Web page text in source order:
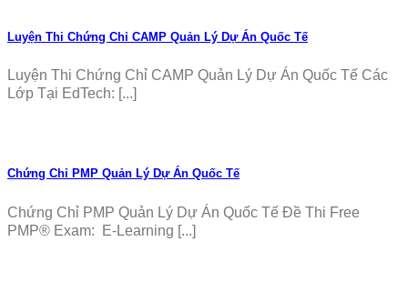
Luyện Thi Chứng Chỉ CAMP Quản Lý Dự Án Quốc Tế
Luyện Thi Chứng Chỉ CAMP Quản Lý Dự Án Quốc Tế Các
Lớp Tại EdTech: [...]
Chứng Chỉ PMP Quản Lý Dự Án Quốc Tế
Chứng Chỉ PMP Quản Lý Dự Án Quốc Tế Đề Thi Free
PMP® Exam: E-Learning [...]